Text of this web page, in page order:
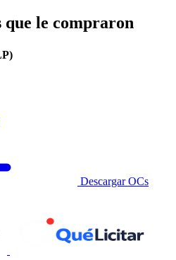
que le compraron
Descargar OCs